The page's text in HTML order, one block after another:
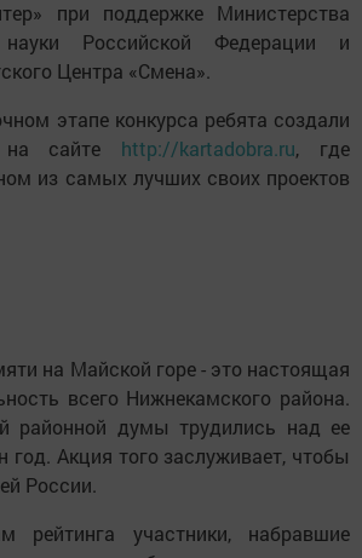
при поддержке Министерства
Российской Федерации и
Центра «Смена».
этапе конкурса ребята создали
на сайте http://kartadobra.ru, где
из самых лучших своих проектов
на Майской горе - это настоящая
всего Нижнекамского района.
районной думы трудились над ее
год. Акция того заслуживает, чтобы
России.
рейтинга участники, набравшие